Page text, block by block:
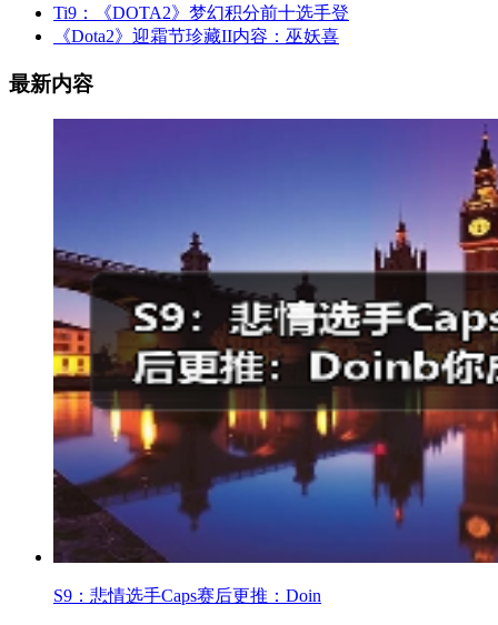
Ti9：《DOTA2》梦幻积分前十选手登
《Dota2》迎霜节珍藏II内容：巫妖喜
最新内容
S9：悲情选手Caps赛后更推：Doin